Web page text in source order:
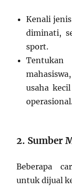
Kenali
diminati,
sport.
usaha
2. Sumber
Beberapa
untuk dijual